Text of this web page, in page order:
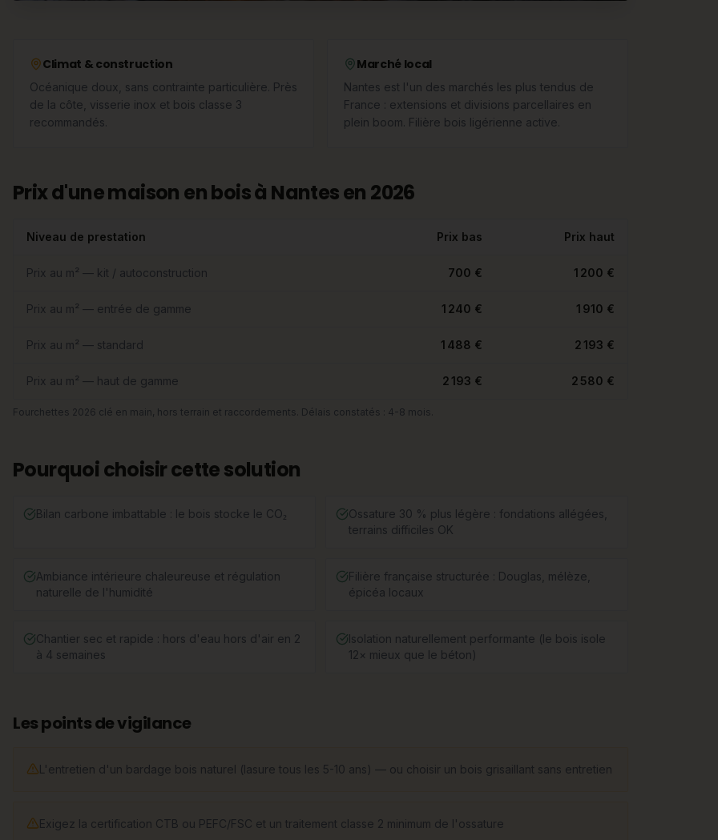
Climat & construction
Océanique doux, sans contrainte particulière. Près
de la côte, visserie inox et bois classe 3
recommandés.
Marché local
Nantes est l'un des marchés les plus tendus de
France : extensions et divisions parcellaires en
plein boom. Filière bois ligérienne active.
Prix d'une maison en bois à Nantes en 2026
Niveau de prestation Prix bas Prix haut
Prix au m² — kit / autoconstruction 700 € 1 200 €
Prix au m² — entrée de gamme 1 240 € 1 910 €
Prix au m² — standard 1 488 € 2 193 €
Prix au m² — haut de gamme 2 193 € 2 580 €
Fourchettes 2026 clé en main, hors terrain et raccordements. Délais constatés : 4-8 mois.
Pourquoi choisir cette solution
Bilan carbone imbattable : le bois stocke le CO₂
Ossature 30 % plus légère : fondations allégées,
terrains difficiles OK
Ambiance intérieure chaleureuse et régulation
naturelle de l'humidité
Filière française structurée : Douglas, mélèze,
épicéa locaux
Chantier sec et rapide : hors d'eau hors d'air en 2
à 4 semaines
Isolation naturellement performante (le bois isole
12× mieux que le béton)
Les points de vigilance
L'entretien d'un bardage bois naturel (lasure tous les 5-10 ans) — ou choisir un bois grisaillant sans entretien
Exigez la certification CTB ou PEFC/FSC et un traitement classe 2 minimum de l'ossature